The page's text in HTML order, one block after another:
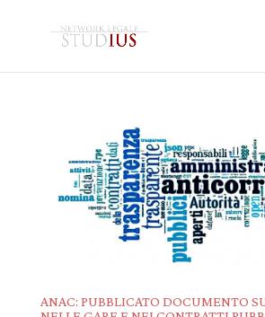
ANAC: PUBBLICATO DOCUMENTO